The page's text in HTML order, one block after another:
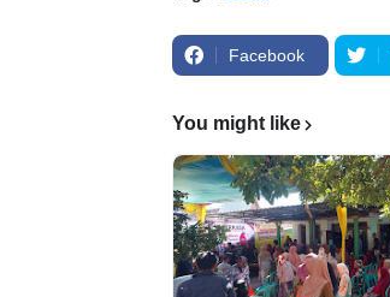
Facebook
You might like